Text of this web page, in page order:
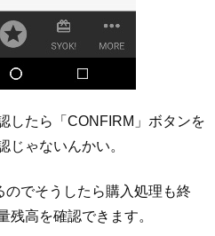
したら「CONFIRM」ボタンを
じゃないんかい。
でそうしたら購入処理も終
残高を確認できます。